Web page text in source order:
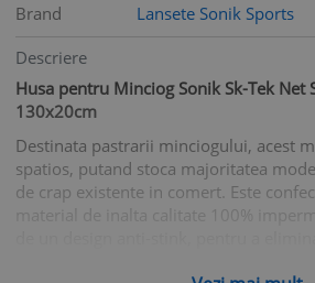
Brand
Lansete Sonik Sports
Descriere
Husa pentru Minciog Sonik Sk-Tek Net
130x20cm
Destinata pastrarii minciogului, acest
spatios, putand stoca majoritatea
de crap existente in comert. Este
material de inalta calitate 100%